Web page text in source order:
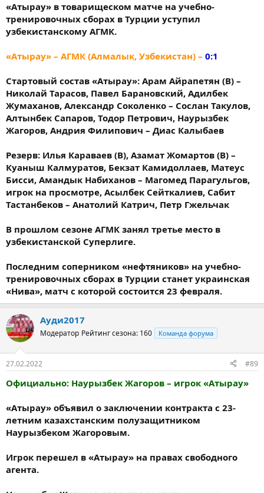
«Атырау» в товарищеском матче на учебно-
тренировочных сборах в Турции уступил
узбекистанскому АГМК.
«Атырау» – АГМК (Алмалык, Узбекистан) – 0:1
Стартовый состав «Атырау»: Арам Айрапетян (В) –
Николай Тарасов, Павел Барановский, Адилбек
Жумаханов, Александр Соколенко – Сослан Такулов,
Алтынбек Сапаров, Тодор Петрович, Наурызбек
Жагоров, Андрия Филипович – Диас Калыбаев
Резерв: Илья Караваев (В), Азамат Жомартов (В) –
Куаныш Калмуратов, Бекзат Камидоллаев, Матеус
Бисси, Амандык Набиханов – Магомед Парагульгов,
игрок на просмотре, Асылбек Сейткалиев, Сабит
Тастанбеков – Анатолий Катрич, Петр Гжельчак
В прошлом сезоне АГМК занял третье место в
узбекистанской Суперлиге.
Последним соперником «нефтяников» на учебно-
тренировочных сборах в Турции станет украинская
«Нива», матч с которой состоится 23 февраля.
Ауди2017
Модератор Рейтинг сезона: 160 Команда форума
27.02.2022 #89
Официально: Наурызбек Жагоров – игрок «Атырау»
«Атырау» объявил о заключении контракта с 23-
летним казахстанским полузащитником
Наурызбеком Жагоровым.
Игрок перешел в «Атырау» на правах свободного
агента.